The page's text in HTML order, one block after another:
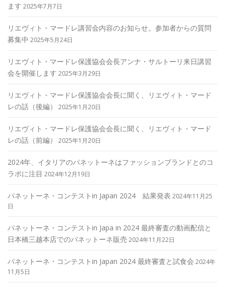
ます 2025年7月7日
リエヴィト・マードレ講習会内容のお知らせ。参加者からの質問
募集中 2025年5月24日
リエヴィト・マードレ保護協会会長アンナ・サルトーリ来日講習
会を開催します 2025年3月29日
リエヴィト・マードレ保護協会会長に聞く、リエヴィト・マード
レの話（後編）
2025年1月20日
リエヴィト・マードレ保護協会会長に聞く、リエヴィト・マード
レの話（前編）
2025年1月20日
2024年、イタリアのパネットーネはファッションブランドとのコ
ラボに注目 2024年12月19日
パネットーネ・コンテストin Japan 2024 結果発表 2024年11月25
日
パネットーネ・コンテストin Japa in 2024 最終審査の動画配信と
日本橋三越本店でのパネットーネ販売 2024年11月22日
パネットーネ・コンテストin Japan 2024 最終審査と試食会 2024年
11月5日